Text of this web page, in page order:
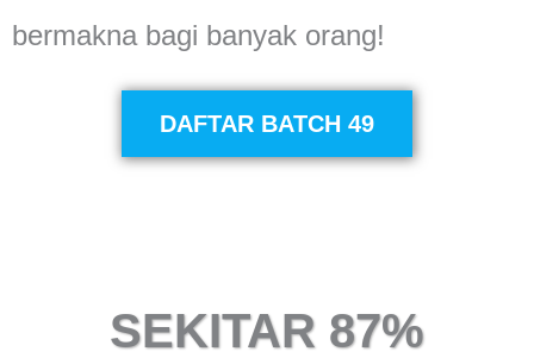
bermakna bagi banyak orang!
DAFTAR BATCH 49
SEKITAR 87%